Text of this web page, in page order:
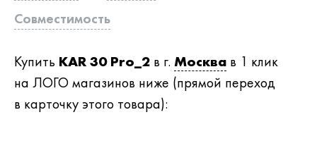
Совместимость
Купить KAR 30 Pro_2 в г. Москва в 1 клик
на ЛОГО магазинов ниже (прямой переход
в карточку этого товара):